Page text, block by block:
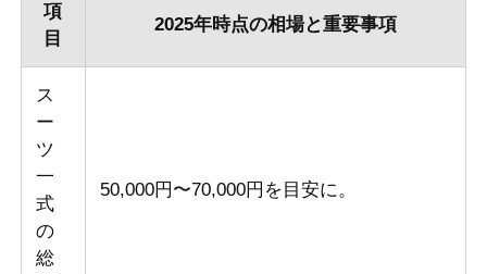
項
目
2025年時点の相場と重要事項
ス
ー
ツ
一
式
の
総
50,000円〜70,000円を目安に。